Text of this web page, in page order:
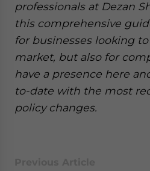
professionals at Dezan
this comprehensive
for businesses looking
market, but also for
have a presence here
to-date with the most
policy changes.